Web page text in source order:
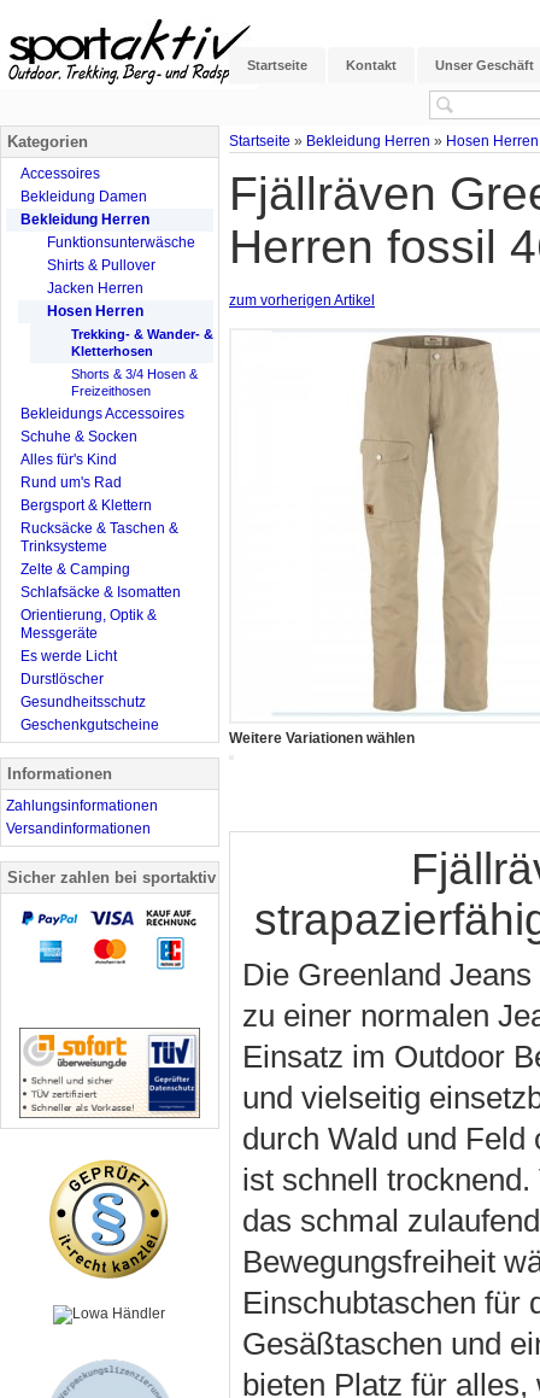
Startseite Kontakt Unser Geschäft
Startseite » Bekleidung Herren » Hosen Herren
Fjällräven
Herren fossil
zum vorherigen Artikel
Weitere Variationen wählen
Die Greenland
zu einer normalen
Einsatz im Outdoor
und vielseitig
durch Wald und Feld
ist schnell
das schmal
Bewegungsfreiheit
Einschubtaschen für
Gesäßtaschen und
bieten Platz für
Kategorien
Accessoires
Bekleidung Damen
Bekleidung Herren
Funktionsunterwäsche
Shirts & Pullover
Jacken Herren
Hosen Herren
Trekking- & Wander- &
Kletterhosen
Shorts & 3/4 Hosen &
Freizeithosen
Bekleidungs Accessoires
Schuhe & Socken
Alles für's Kind
Rund um's Rad
Bergsport & Klettern
Rucksäcke & Taschen &
Trinksysteme
Zelte & Camping
Schlafsäcke & Isomatten
Orientierung, Optik &
Messgeräte
Es werde Licht
Durstlöscher
Gesundheitsschutz
Geschenkgutscheine
Informationen
Zahlungsinformationen
Versandinformationen
Sicher zahlen bei sportaktiv